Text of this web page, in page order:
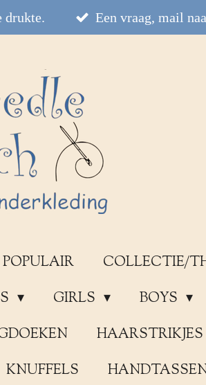
drukte. Een vraag, mail
COLLECTIE/
GIRLS
BOYS
KNUFFELS